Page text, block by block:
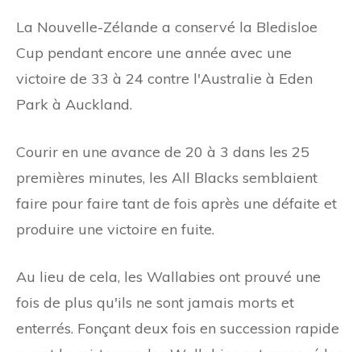
La Nouvelle-Zélande a conservé la Bledisloe
Cup pendant encore une année avec une
victoire de 33 à 24 contre l'Australie à Eden
Park à Auckland.
Courir en une avance de 20 à 3 dans les 25
premières minutes, les All Blacks semblaient
faire pour faire tant de fois après une défaite et
produire une victoire en fuite.
Au lieu de cela, les Wallabies ont prouvé une
fois de plus qu'ils ne sont jamais morts et
enterrés. Fonçant deux fois en succession rapide